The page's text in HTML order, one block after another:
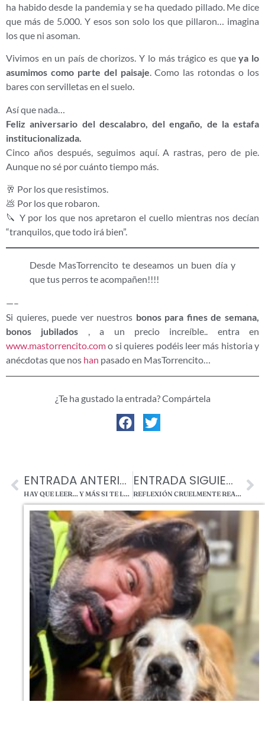
ha habido desde la pandemia y se ha quedado pillado. Me dice
que más de 5.000. Y esos son solo los que pillaron… imagina
los que ni asoman.
Vivimos en un país de chorizos. Y lo más trágico es queya lo
asumimos como parte del paisaje. Como las rotondas o los
bares con servilletas en el suelo.
Así que nada…
Feliz aniversario del descalabro, del engaño, de la estafa
institucionalizada.
Cinco años después, seguimos aquí. A rastras, pero de pie.
Aunque no sé por cuánto tiempo más.
🥂 Por los que resistimos.
💩 Por los que robaron.
🔪 Y por los que nos apretaron el cuello mientras nos decían
“tranquilos, que todo irá bien”.
Desde MasTorrencito te deseamos un buen día y
que tus perros te acompañen!!!!
—–
Si quieres, puede ver nuestros bonos para fines de semana,
bonos jubilados , a un precio increíble.. entra en
www.mastorrencito.como si quieres podéis leer más historia y
anécdotas que nos han pasado en MasTorrencito…
¿Te ha gustado la entrada? Compártela
ENTRADA ANTERIOR
HAY QUE LEER… Y MÁS SI TE LO PIDEN POR FAVOR BY MASTORRENCITO
ENTRADA SIGUIENTE
REFLEXIÓN CRUELMENTE REAL 👇